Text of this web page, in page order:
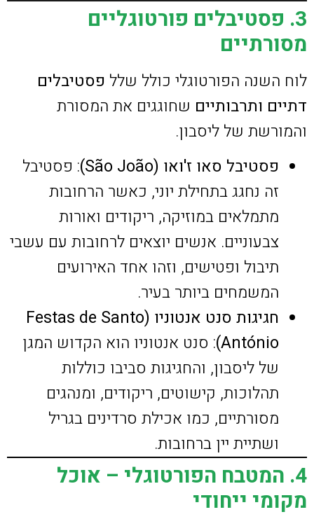
3. פסטיבלים פורטוגליים
מסורתיים
לוח השנה הפורטוגלי כולל שלל פסטיבלים
דתיים ותרבותיים שחוגגים את המסורת
והמורשת של ליסבון.
פסטיבל סאו ז'ואו (São João)
: פסטיבל
זה נחגג בתחילת יוני, כאשר הרחובות
מתמלאים במוזיקה, ריקודים ואורות
צבעוניים. אנשים יוצאים לרחובות עם עשבי
תיבול ופטישים, וזהו אחד האירועים
המשמחים ביותר בעיר.
חגיגות סנט אנטוניו (Festas de Santo
António) : סנט אנטוניו הוא הקדוש המגן
של ליסבון, והחגיגות סביבו כוללות
תהלוכות, קישוטים, ריקודים, ומנהגים
מסורתיים, כמו אכילת סרדינים בגריל
ושתיית יין ברחובות.
4. המטבח הפורטוגלי – אוכל
מקומי ייחודי